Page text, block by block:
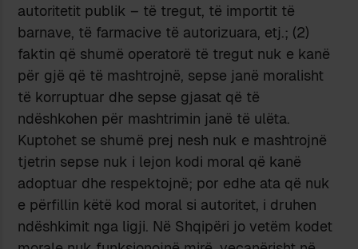
autoritetit publik – të tregut, të importit të
barnave, të farmacive të autorizuara, etj.; (2)
faktin që shumë operatorë të tregut nuk e kanë
për gjë që të mashtrojnë, sepse janë moralisht
të korruptuar dhe sepse gjasat që të
ndëshkohen për mashtrimin janë të ulëta.
Kuptohet se shumë prej nesh nuk e mashtrojnë
tjetrin sepse nuk i lejon kodi moral që kanë
adoptuar dhe respektojnë; por edhe ata që nuk
e përfillin këtë kod moral si autoritet, i druhen
ndëshkimit nga ligji. Në Shqipëri jo vetëm kodet